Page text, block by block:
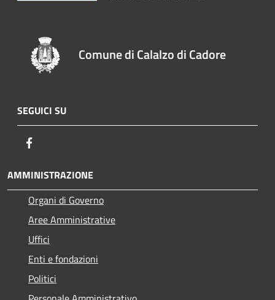
Comune di Calalzo di Cadore
SEGUICI SU
AMMINISTRAZIONE
Organi di Governo
Aree Amministrative
Uffici
Enti e fondazioni
Politici